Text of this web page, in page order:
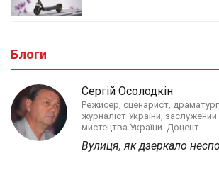
Блоги
Сергій Осолодкін
Режисер, сценарист,
журналіст України,
мистецтва України. Доцент.
Вулиця, як дзеркало